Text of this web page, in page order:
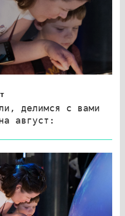
делимся с вами
август: